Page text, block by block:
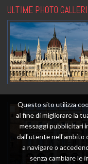
ULTIME PHOTO
Questo sito utilizza
al fine di migliorare la
messaggi pubblicitari
dall'utente nell'ambito
a navigare o
senza cambiare le